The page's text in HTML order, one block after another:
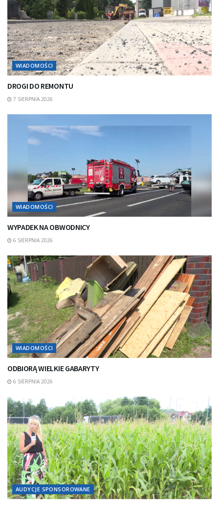
WIADOMOŚCI
DROGI DO REMONTU
7 SIERPNIA 2026
WIADOMOŚCI
WYPADEK NA OBWODNICY
6 SIERPNIA 2026
WIADOMOŚCI
ODBIORĄ WIELKIE GABARYTY
6 SIERPNIA 2026
AUDYCJE SPONSOROWANE